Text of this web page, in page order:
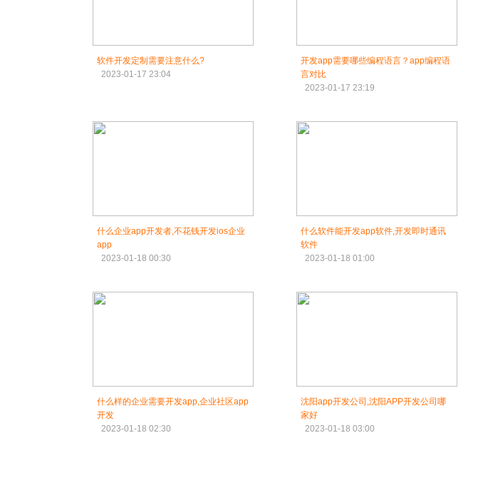
软件开发定制需要注意什么?
2023-01-17 23:04
开发app需要哪些编程语言？app编程语
言对比
2023-01-17 23:19
什么企业app开发者,不花钱开发ios企业
app
2023-01-18 00:30
什么软件能开发app软件,开发即时通讯
软件
2023-01-18 01:00
什么样的企业需要开发app,企业社区app
开发
2023-01-18 02:30
沈阳app开发公司,沈阳APP开发公司哪
家好
2023-01-18 03:00